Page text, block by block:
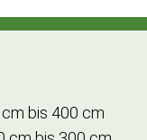
bis 400 cm